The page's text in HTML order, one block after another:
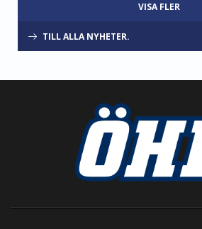
VISA FLER
TILL ALLA NYHETER.